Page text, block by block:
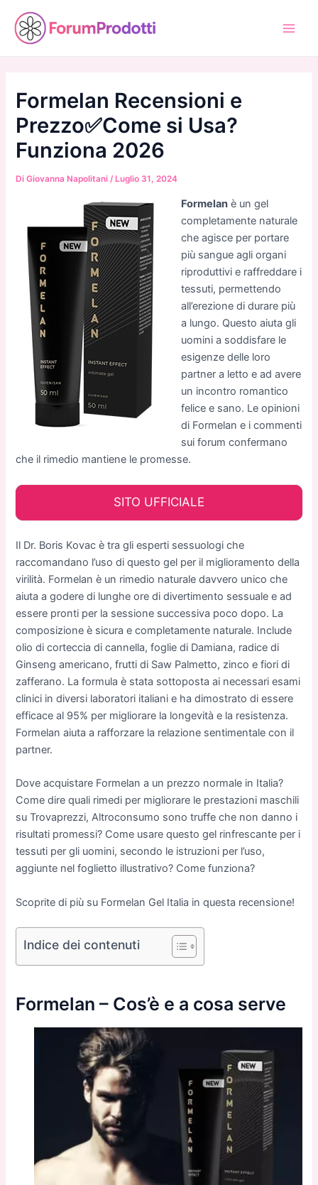
contenuto
Formelan Recensioni e
Prezzo✅Come si Usa?
Funziona 2026
DiGiovanna Napolitani /Luglio 31, 2024
Formelan è un gel
completamente naturale
che agisce per portare
più sangue agli organi
riproduttivi e raffreddare i
tessuti, permettendo
all’erezione di durare più
a lungo. Questo aiuta gli
uomini a soddisfare le
esigenze delle loro
partner a letto e ad avere
un incontro romantico
felice e sano. Le opinioni
di Formelan e i commenti
sui forum confermano
che il rimedio mantiene le promesse.
SITO UFFICIALE
Il Dr. Boris Kovac è tra gli esperti sessuologi che
raccomandano l’uso di questo gel per il miglioramento della
virilità. Formelan è un rimedio naturale davvero unico che
aiuta a godere di lunghe ore di divertimento sessuale e ad
essere pronti per la sessione successiva poco dopo. La
composizione è sicura e completamente naturale. Include
olio di corteccia di cannella, foglie di Damiana, radice di
Ginseng americano, frutti di Saw Palmetto, zinco e fiori di
zafferano. La formula è stata sottoposta ai necessari esami
clinici in diversi laboratori italiani e ha dimostrato di essere
efficace al 95% per migliorare la longevità e la resistenza.
Formelan aiuta a rafforzare la relazione sentimentale con il
partner.
Dove acquistare Formelan a un prezzo normale in Italia?
Come dire quali rimedi per migliorare le prestazioni maschili
su Trovaprezzi, Altroconsumo sono truffe che non danno i
risultati promessi? Come usare questo gel rinfrescante per i
tessuti per gli uomini, secondo le istruzioni per l’uso,
aggiunte nel foglietto illustrativo? Come funziona?
Scoprite di più su Formelan Gel Italia in questa recensione!
Indice dei contenuti
Formelan – Cos’è e a cosa serve